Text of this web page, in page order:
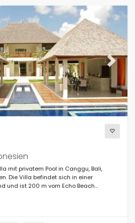
Next
mit privatem Pool in Canggu, Bali,
Die Villa befindet sich in einer
und ist 200 m vom Echo Beach